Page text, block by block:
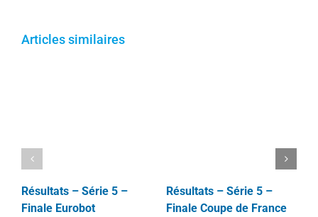
Articles similaires
Résultats – Série 5 –
Finale Eurobot
Résultats – Série 5 –
Finale Coupe de France